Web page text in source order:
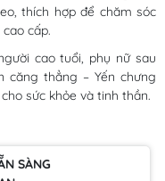
thích hợp để chăm sóc
cấp.
cao tuổi, phụ nữ sau
căng thẳng – Yến chưng
sức khỏe và tinh thần.
SÀNG